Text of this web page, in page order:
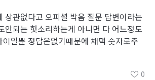
상관없다고 오피셜 박음 질문 답변이라는
안되는 헛소리하는게 아니면 다 어느정도
일뿐 정답은없기때문에 채택 숫자로주
0